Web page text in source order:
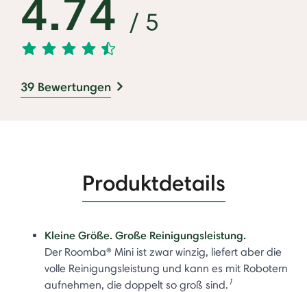
4.74 / 5
39 Bewertungen
Produktdetails
Kleine Größe. Große Reinigungsleistung.
Der Roomba® Mini ist zwar winzig, liefert aber die
volle Reinigungsleistung und kann es mit Robotern
aufnehmen, die doppelt so groß sind. 1